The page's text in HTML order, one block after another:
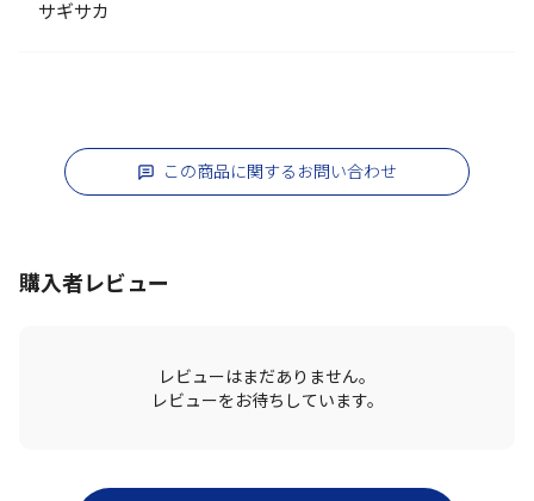
サギサカ
この商品に関するお問い合わせ
購入者レビュー
レビューはまだありません。
レビューをお待ちしています。